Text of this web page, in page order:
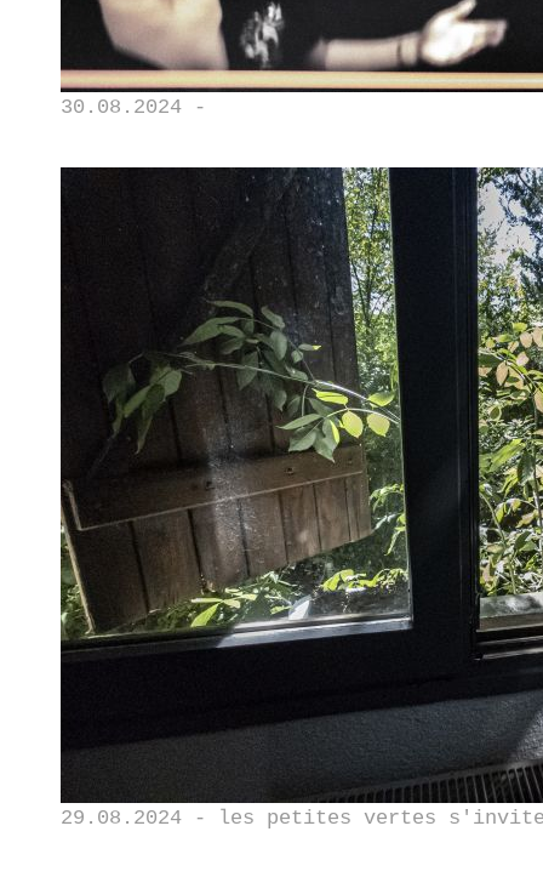
30.08.2024 -
29.08.2024 - les petites vertes